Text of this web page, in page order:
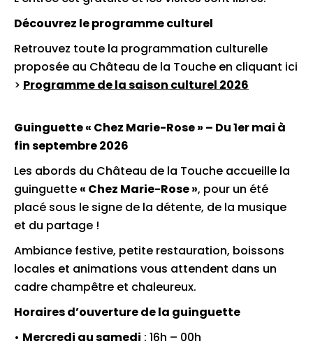
Découvrez le programme culturel
Retrouvez toute la programmation culturelle
proposée au Château de la Touche en cliquant ici
> Programme de la saison culturel 2026
Guinguette « Chez Marie-Rose » – Du 1er mai à
fin septembre 2026
Les abords du Château de la Touche accueille la
guinguette « Chez Marie-Rose », pour un été
placé sous le signe de la détente, de la musique
et du partage !
Ambiance festive, petite restauration, boissons
locales et animations vous attendent dans un
cadre champêtre et chaleureux.
Horaires d’ouverture de la guinguette
• Mercredi au samedi : 16h – 00h